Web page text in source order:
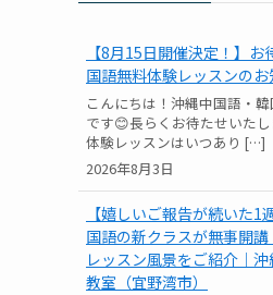
【8月15日開催決定！】
国語無料体験レッスンのお
2026年8月3日
こんにちは！沖縄中国語・
です😊長らくお待たせいた
体験レッスンはいつあり […]
【嬉しいご報告が続いた1
国語の新クラスが無事開
レッスン風景をご紹介｜
教室（宜野湾市）